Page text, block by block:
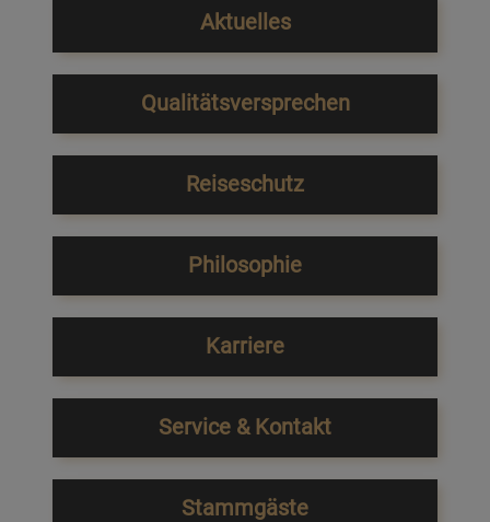
Aktuelles
Qualitätsversprechen
Reiseschutz
Philosophie
Karriere
Service & Kontakt
Stammgäste